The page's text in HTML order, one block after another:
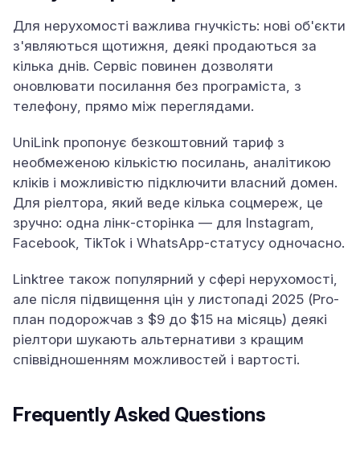
Для нерухомості важлива гнучкість: нові об'єкти
з'являються щотижня, деякі продаються за
кілька днів. Сервіс повинен дозволяти
оновлювати посилання без програміста, з
телефону, прямо між переглядами.
UniLink пропонує безкоштовний тариф з
необмеженою кількістю посилань, аналітикою
кліків і можливістю підключити власний домен.
Для ріелтора, який веде кілька соцмереж, це
зручно: одна лінк-сторінка — для Instagram,
Facebook, TikTok і WhatsApp-статусу одночасно.
Linktree також популярний у сфері нерухомості,
але після підвищення цін у листопаді 2025 (Pro-
план подорожчав з $9 до $15 на місяць) деякі
ріелтори шукають альтернативи з кращим
співвідношенням можливостей і вартості.
Frequently Asked Questions